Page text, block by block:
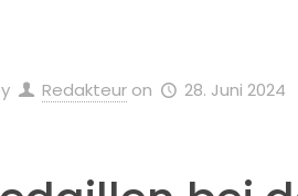
Redakteur on 28. Juni 2024